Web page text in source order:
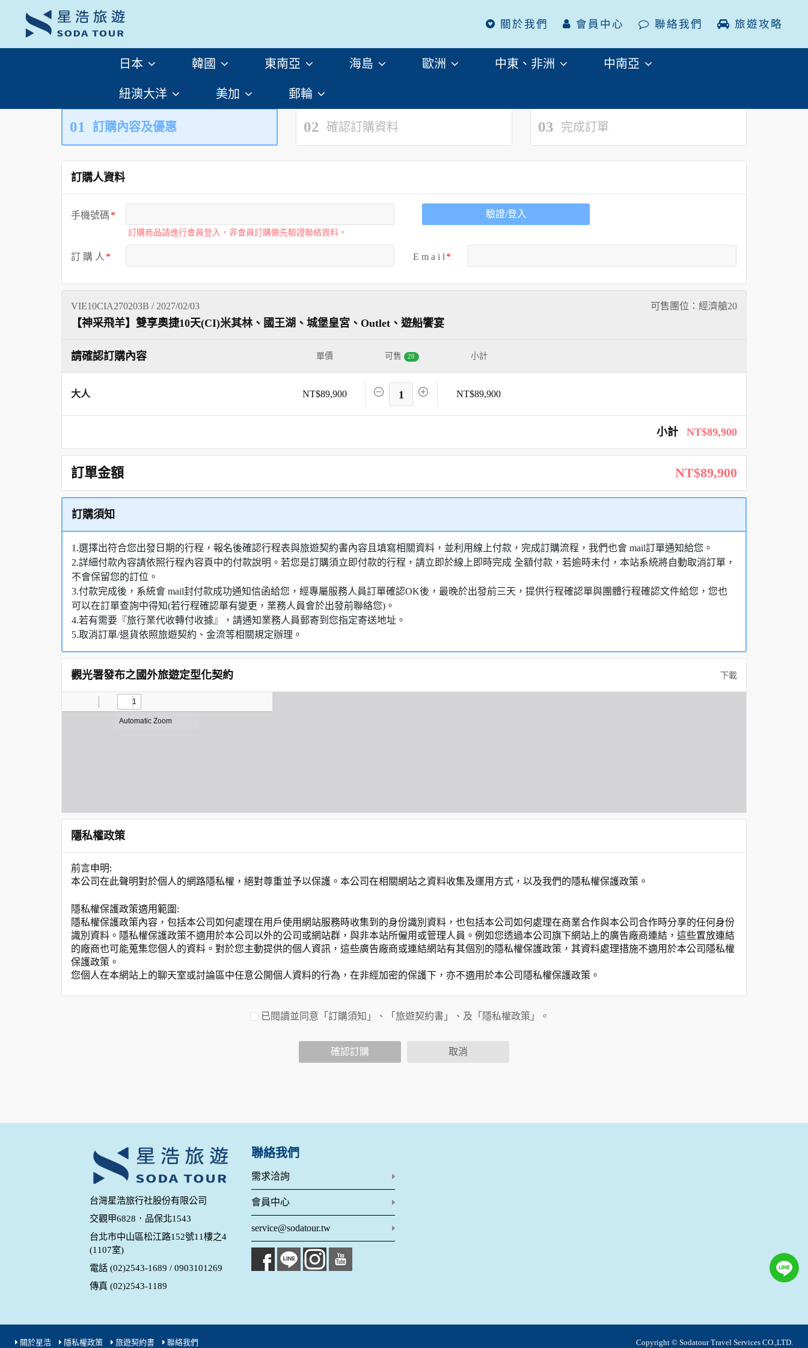
關於我們 會員中心 聯絡我們 旅遊攻略
日本 韓國 東南亞 海島 歐洲 中東、非洲
中南亞
紐澳大洋
美加 郵輪
01 訂購內容及優惠 02 確認訂購資料 03 完成訂單
訂購人資料
手機號碼
訂購商品請進行會員登入，非會員訂購需先驗證聯絡資料。
驗證/登入
訂 購 人 E m a i l
VIE10CIA270203B / 2027/02/03 可售團位：經濟艙20
【神采飛羊】雙享奧捷10天(CI)米其林、國王湖、城堡皇宮、Outlet、遊船饗宴
請確認訂購內容 單價 可售 20 小計
大人 NT$89,900 1 NT$89,900
小計 NT$89,900
訂單金額 NT$89,900
訂購須知
1.選擇出符合您出發日期的行程，報名後確認行程表與旅遊契約書內容且填寫相關資料，並利用線上付款，完成訂購流程，我們也會 mail訂單通知給您。
2.詳細付款內容請依照行程內容頁中的付款說明。若您是訂購須立即付款的行程，請立即於線上即時完成 全額付款，若逾時未付，本站系統將自動取消訂單，
不會保留您的訂位。
3.付款完成後，系統會 mail封付款成功通知信函給您，經專屬服務人員訂單確認OK後，最晚於出發前三天，提供行程確認單與團體行程確認文件給您，您也
可以在訂單查詢中得知(若行程確認單有變更，業務人員會於出發前聯絡您)。
4.若有需要『旅行業代收轉付收據』，請通知業務人員郵寄到您指定寄送地址。
5.取消訂單/退貨依照旅遊契約、金流等相關規定辦理。
觀光署發布之國外旅遊定型化契約 下載
隱私權政策
前言申明:
本公司在此聲明對於個人的網路隱私權，絕對尊重並予以保護。本公司在相關網站之資料收集及運用方式，以及我們的隱私權保護政策。
隱私權保護政策適用範圍:
隱私權保護政策內容，包括本公司如何處理在用戶使用網站服務時收集到的身份識別資料，也包括本公司如何處理在商業合作與本公司合作時分享的任何身份
識別資料。隱私權保護政策不適用於本公司以外的公司或網站群，與非本站所僱用或管理人員。例如您透過本公司旗下網站上的廣告廠商連結，這些置放連結
的廠商也可能蒐集您個人的資料。對於您主動提供的個人資訊，這些廣告廠商或連結網站有其個別的隱私權保護政策，其資料處理措施不適用於本公司隱私權
保護政策。
您個人在本網站上的聊天室或討論區中任意公開個人資料的行為，在非經加密的保護下，亦不適用於本公司隱私權保護政策。
為了在本網站提供您最佳的互動性服務，可能會請您提供相關個人的資料，其範圍如下：
於一般瀏覽時，伺服器會自行記錄相關行徑，包括您使用連線設備的 IP 位址、使用時間、使用的瀏覽器、瀏覽及點選資料記錄等，做為我們增進網站服務的
當客戶在本網站註冊時，我們會取得您的姓名、電話、住址、身份證字號、電子郵件、出生日期、性別、行業等相關資料，當您註冊成功，並登入使用我們的
登入使用我們的服務後，本網站即取得您的資料。
其他除了上述，會保留您在上網瀏覽或查詢時，伺服器自行產生的相關記錄，包括您使用連線設備的 IP 位址、使用時間、使用的瀏覽器、瀏覽及點選資料紀
錄等。本網站會對個別連線者的瀏覽器予以標示，歸納使用者瀏覽器在本網站內部所瀏覽的網頁，除非您願意告知您的個人資料，否則本網站不會也無法將此
項記錄和您對應。請您注意，在本網站網刊登廣告之廠商，或與連結本網站，也可能蒐集您個人的資料。對於您主動提供的個人資訊，這些廣告廠商、或連結
網站有其個別的私權保護政策，其資料處理措施不適用本網站隱私權保護政策，本公司不負任何連帶責任。
本網站將在事前或註冊登錄取得您的同意後，傳送商業性資料或電子郵件給您。本公司除了在該資料或電子郵件上註明是由本公司發送，也會在該資料或電子
郵件上提供您能隨時停止接收這些資料或電子郵件的方法及說明。
資料使用:
本公司不會向任何人出售或出借您的個人識別資料。
在以下情況下， 本公司會向其他人士或公司提供您的個人識別資料：
已閱讀並同意「訂購須知」、「旅遊契約書」、及「隱私權政策」。
確認訂購 取消
台灣星浩旅行社股份有限公司
交觀甲6828．品保北1543
台北市中山區松江路152號11樓之4
(1107室)
電話 (02)2543-1689 / 0903101269
傳真 (02)2543-1189
聯絡我們
需求洽詢
會員中心
service@sodatour.tw
關於星浩 隱私權政策 旅遊契約書 聯絡我們 Copyright © Sodatour Travel Services CO.,LTD.